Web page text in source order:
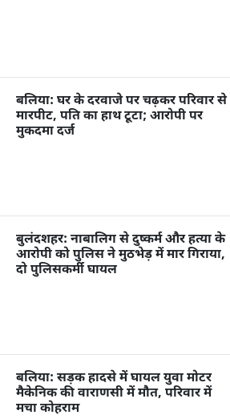
बलिया: घर के दरवाजे पर चढ़कर परिवार से
मारपीट, पति का हाथ टूटा; आरोपी पर
मुकदमा दर्ज
बुलंदशहर: नाबालिग से दुष्कर्म और हत्या के
आरोपी को पुलिस ने मुठभेड़ में मार गिराया,
दो पुलिसकर्मी घायल
बलिया: सड़क हादसे में घायल युवा मोटर
मैकेनिक की वाराणसी में मौत, परिवार में
मचा कोहराम